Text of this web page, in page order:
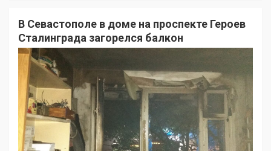
В Севастополе в доме на проспекте Героев
Сталинграда загорелся балкон